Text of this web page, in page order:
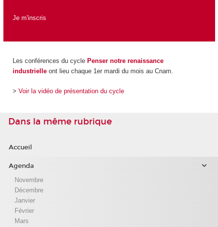
Je m'inscris
Les conférences du cyclePenser notre renaissance
industrielleont lieu chaque 1er mardi du mois au Cnam.
> Voir la vidéo de présentation du cycle
Dans la même rubrique
Accueil
Agenda
Novembre
Décembre
Janvier
Février
Mars